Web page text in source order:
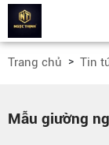
Trang chủ Tin
Mẫu giường